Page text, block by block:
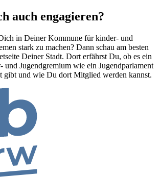
auch engagieren?
in Deiner Kommune für kinder- und
stark zu machen? Dann schau am besten
Deiner Stadt. Dort erfährst Du, ob es ein
und Jugendgremium wie ein Jugendparlament
gibt und wie Du dort Mitglied werden kannst.